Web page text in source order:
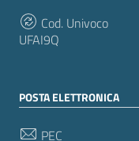
Cod. Univoco
UFAI9Q
POSTA ELETTRONICA
PEC